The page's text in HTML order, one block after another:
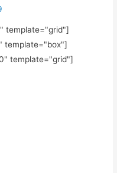
template="grid"]
template="box"]
template="grid"]